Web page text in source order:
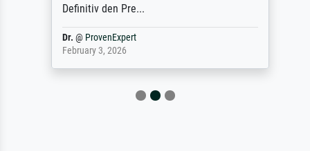
Definitiv den Pre...
Dr.@ProvenExpert
February 3, 2026